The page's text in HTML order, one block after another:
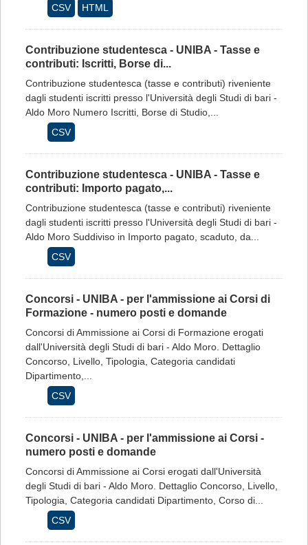
CSV
HTML
Contribuzione studentesca - UNIBA - Tasse e
contributi: Iscritti, Borse di...
Contribuzione studentesca (tasse e contributi) riveniente
dagli studenti iscritti presso l'Università degli Studi di bari -
Aldo Moro Numero Iscritti, Borse di Studio,...
CSV
Contribuzione studentesca - UNIBA - Tasse e
contributi: Importo pagato,...
Contribuzione studentesca (tasse e contributi) riveniente
dagli studenti iscritti presso l'Università degli Studi di bari -
Aldo Moro Suddiviso in Importo pagato, scaduto, da...
CSV
Concorsi - UNIBA - per l'ammissione ai Corsi di
Formazione - numero posti e domande
Concorsi di Ammissione ai Corsi di Formazione erogati
dall'Università degli Studi di bari - Aldo Moro. Dettaglio
Concorso, Livello, Tipologia, Categoria candidati
Dipartimento,...
CSV
Concorsi - UNIBA - per l'ammissione ai Corsi -
numero posti e domande
Concorsi di Ammissione ai Corsi erogati dall'Università
degli Studi di bari - Aldo Moro. Dettaglio Concorso, Livello,
Tipologia, Categoria candidati Dipartimento, Corso di...
CSV